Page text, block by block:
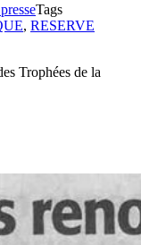
Tags
, RESERVE
Trophées de la